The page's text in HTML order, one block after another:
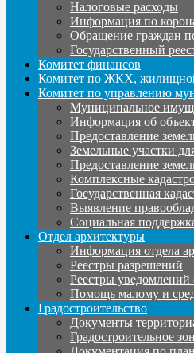
Налоговые расходы
Информация по
Обращение граждан
Государственный
Комитет финансов
Комитет по ЖКХ,
Комитет по управлению
Муниципальное
Информация об
Предоставление
Земельные участки
Предоставление
Комплексные
Государственная
Выявление
Социальная
Отдел архитектуры
Информация отдела
Реестры разрешений
Реестры уведомлений
Помощь малому и
Градостроительство
Документы
Градостроительное